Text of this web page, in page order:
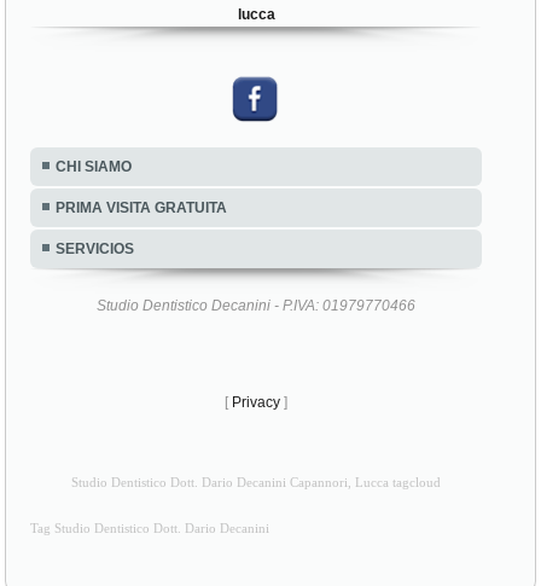
lucca
CHI SIAMO
PRIMA VISITA GRATUITA
SERVICIOS
Studio Dentistico Decanini - P.IVA: 01979770466
[ Privacy ]
Studio Dentistico Dott. Dario Decanini Capannori, Lucca tagcloud
Tag Studio Dentistico Dott. Dario Decanini